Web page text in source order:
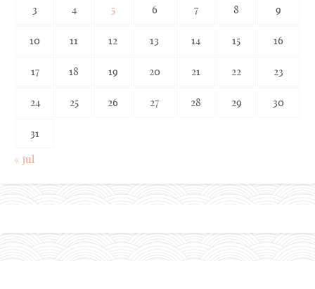
3 4 5 6 7 8 9
10 11 12 13 14 15 16
17 18 19 20 21 22 23
24 25 26 27 28 29 30
31
« jul